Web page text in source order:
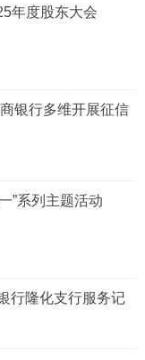
年度股东大会
银行多维开展征信
”系列主题活动
行隆化支行服务记